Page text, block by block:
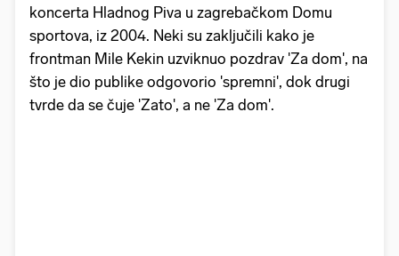
koncerta Hladnog Piva u zagrebačkom Domu
sportova, iz 2004. Neki su zaključili kako je
frontman Mile Kekin uzviknuo pozdrav 'Za dom', na
što je dio publike odgovorio 'spremni', dok drugi
tvrde da se čuje 'Zato', a ne 'Za dom'.